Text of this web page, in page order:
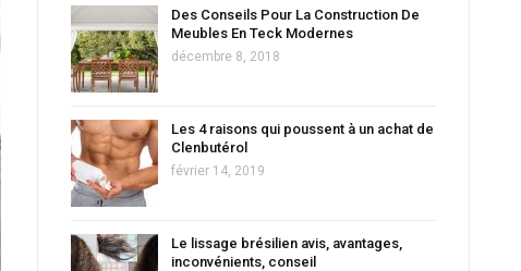
Des Conseils Pour La Construction De
Meubles En Teck Modernes
décembre 8, 2018
Les 4 raisons qui poussent à un achat de
Clenbutérol
février 14, 2019
Le lissage brésilien avis, avantages,
inconvénients, conseil